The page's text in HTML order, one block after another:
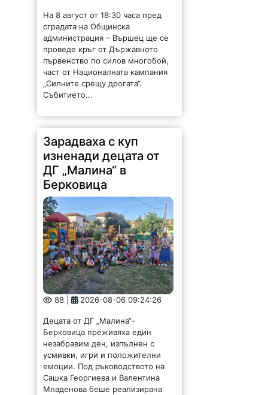
На 8 август от 18:30 часа пред
сградата на Общинска
администрация – Вършец ще се
проведе кръг от Държавното
първенство по силов многобой,
част от Националната кампания
„Силните срещу дрогата“.
Събитието...
Зарадваха с куп
изненади децата от
ДГ „Малина“ в
Берковица
88 | 2026-08-06 09:24:26
Децата от ДГ „Малина“-
Берковица преживяха един
незабравим ден, изпълнен с
усмивки, игри и положителни
емоции. Под ръководството на
Сашка Георгиева и Валентина
Младенова беше реализирана